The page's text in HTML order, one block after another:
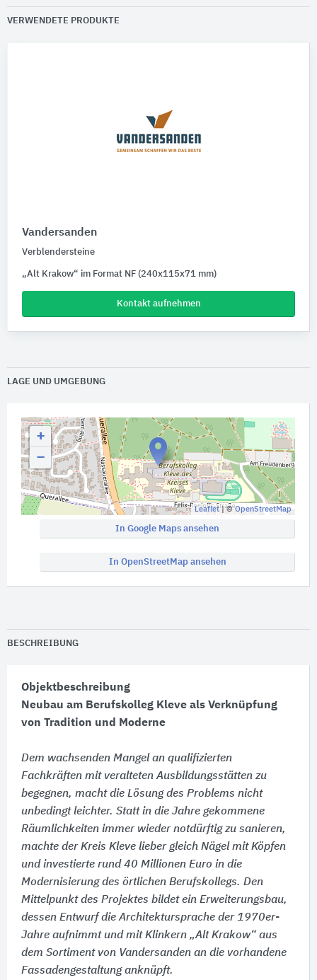
VERWENDETE PRODUKTE
Vandersanden
Verblendersteine
„Alt Krakow“ im Format NF (240x115x71 mm)
Kontakt aufnehmen
LAGE UND UMGEBUNG
+
−
Leaflet| ©OpenStreetMap
In Google Maps ansehen
In OpenStreetMap ansehen
BESCHREIBUNG
Objektbeschreibung
Neubau am Berufskolleg Kleve als Verknüpfung
von Tradition und Moderne
Dem wachsenden Mangel an qualifizierten
Fachkräften mit veralteten Ausbildungsstätten zu
begegnen, macht die Lösung des Problems nicht
unbedingt leichter. Statt in die Jahre gekommene
Räumlichkeiten immer wieder notdürftig zu sanieren,
machte der Kreis Kleve lieber gleich Nägel mit Köpfen
und investierte rund 40 Millionen Euro in die
Modernisierung des örtlichen Berufskollegs. Den
Mittelpunkt des Projektes bildet ein Erweiterungsbau,
dessen Entwurf die Architektursprache der 1970er-
Jahre aufnimmt und mit Klinkern „Alt Krakow“ aus
dem Sortiment von Vandersanden an die vorhandene
Fassadengestaltung anknüpft.